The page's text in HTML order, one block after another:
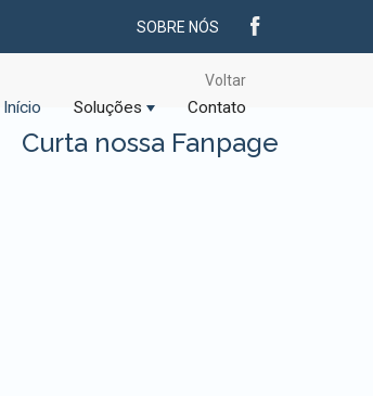
SOBRE NÓS
Início Soluções Contato
Voltar
Curta nossa Fanpage